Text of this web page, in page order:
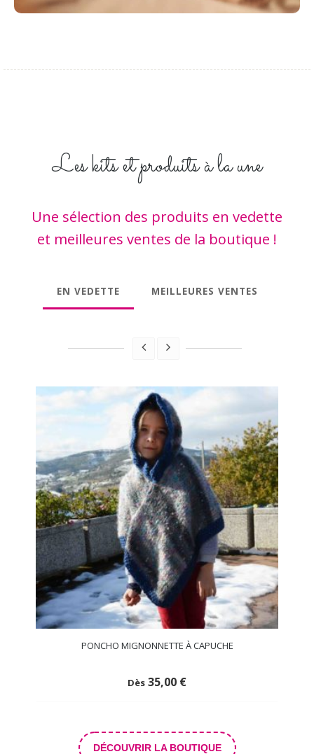
Les kits et produits à la une
Une sélection des produits en vedette
et meilleures ventes de la boutique !
EN VEDETTE MEILLEURES VENTES
PONCHO MIGNONNETTE À CAPUCHE
Dès 35,00 €
DÉCOUVRIR LA BOUTIQUE